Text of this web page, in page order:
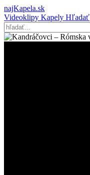
najKapela.sk
Videoklipy Kapely Hľadať